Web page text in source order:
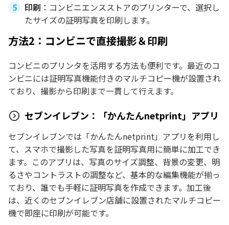
印刷 ：コンビニエンスストアのプリンターで、選択し
たサイズの証明写真を印刷します。
方法2：コンビニで直接撮影＆印刷
コンビニのプリンタを活用する方法も便利です。最近のコ
ンビニには証明写真機能付きのマルチコピー機が設置され
ており、撮影から印刷まで一貫して行えます。
セブンイレブン：「かんたんnetprint」アプリ
セブンイレブンでは「かんたんnetprint」アプリを利用し
て、スマホで撮影した写真を証明写真用に簡単に加工でき
ます。このアプリは、写真のサイズ調整、背景の変更、明
るさやコントラストの調整など、基本的な編集機能が揃っ
ており、誰でも手軽に証明写真を作成できます。加工後
は、近くのセブンイレブン店舗に設置されたマルチコピー
機で即座に印刷が可能です。